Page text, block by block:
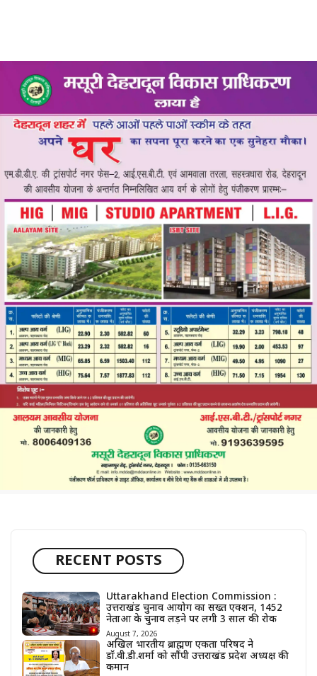
RECENT POSTS
Uttarakhand Election Commission :
उत्तराखंड चुनाव आयोग का सख्त एक्शन, 1452
नेताओं के चुनाव लड़ने पर लगी 3 साल की रोक
August 7, 2026
अखिल भारतीय ब्राह्मण एकता परिषद ने
डॉ.वी.डी.शर्मा को सौंपी उत्तराखंड प्रदेश अध्यक्ष की
कमान